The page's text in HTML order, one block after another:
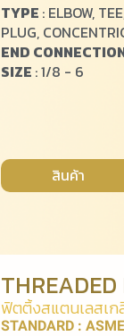
TYPE : ELBOW,
PLUG,
END
SIZE : 1/8 - 6
สินค้า
THREADED
ฟิตติ้งสแตนเลสเก
STANDARD :